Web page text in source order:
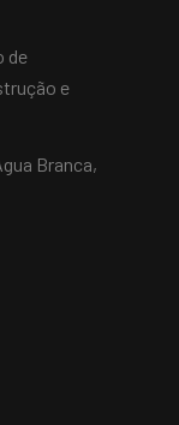
de
e
Branca,